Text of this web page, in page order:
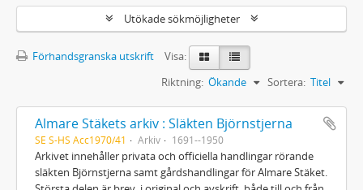
Utökade sökmöjligheter
Förhandsgranska utskrift
Visa:
Sortera: Titel
Riktning: Ökande
Almare Stäkets arkiv : Släkten Björnstjerna
SE S-HS Acc1970/41 Arkiv 1691--1950
Arkivet innehåller privata och officiella handlingar rörande
släkten Björnstjerna samt gårdshandlingar för Almare Stäket.